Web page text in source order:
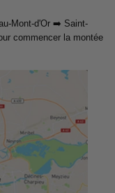
Mont-d'Or ➡️ Saint-
commencer la montée